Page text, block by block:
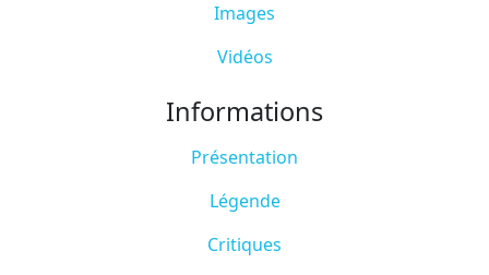
Images
Vidéos
Informations
Présentation
Légende
Critiques